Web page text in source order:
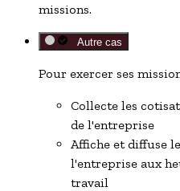
missions.
Autre cas
Pour exercer ses
Collecte les
de l'entreprise
Affiche et diffuse
l'entreprise aux
travail